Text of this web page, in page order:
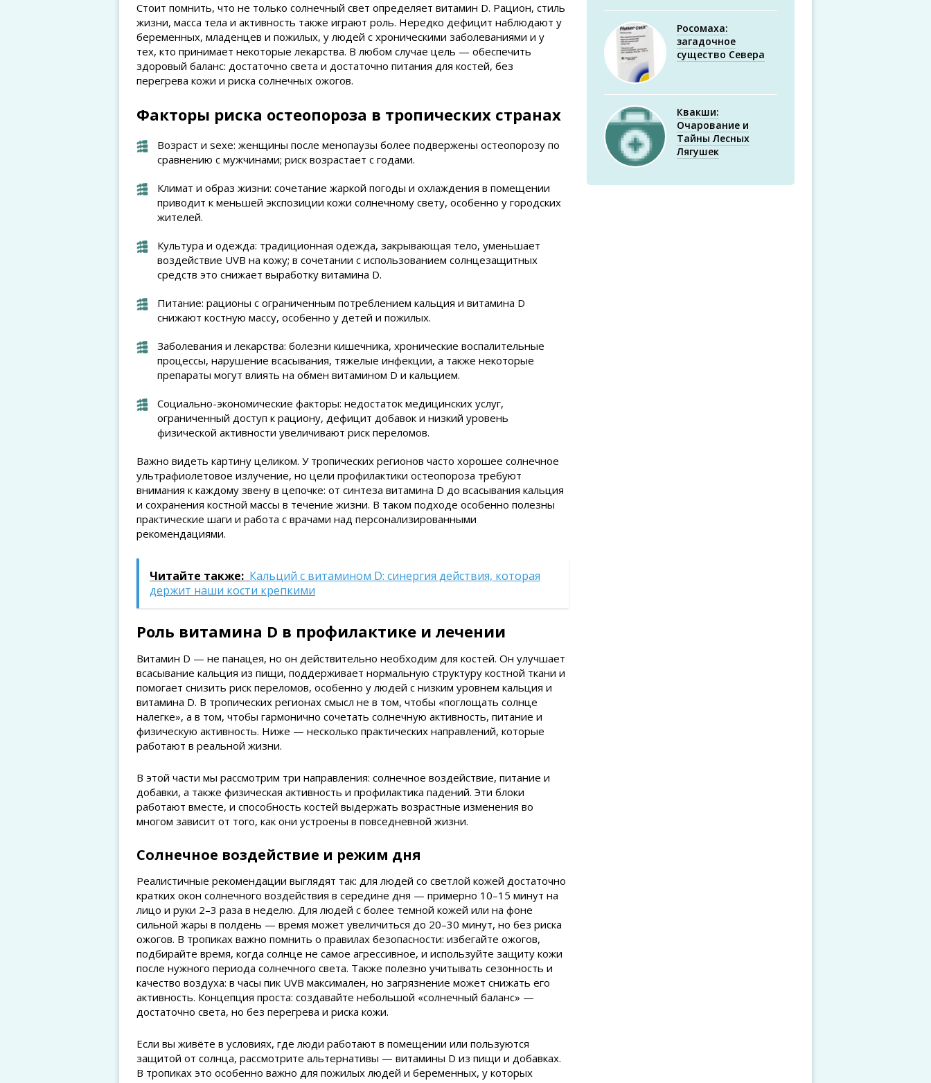
Стоит помнить, что не только солнечный свет определяет витамин D. Рацион, стиль
жизни, масса тела и активность также играют роль. Нередко дефицит наблюдают у
беременных, младенцев и пожилых, у людей с хроническими заболеваниями и у
тех, кто принимает некоторые лекарства. В любом случае цель — обеспечить
здоровый баланс: достаточно света и достаточно питания для костей, без
перегрева кожи и риска солнечных ожогов.
Факторы риска остеопороза в тропических странах
Возраст и sexe: женщины после менопаузы более подвержены остеопорозу по
сравнению с мужчинами; риск возрастает с годами.
Климат и образ жизни: сочетание жаркой погоды и охлаждения в помещении
приводит к меньшей экспозиции кожи солнечному свету, особенно у городских
жителей.
Культура и одежда: традиционная одежда, закрывающая тело, уменьшает
воздействие UVB на кожу; в сочетании с использованием солнцезащитных
средств это снижает выработку витамина D.
Питание: рационы с ограниченным потреблением кальция и витамина D
снижают костную массу, особенно у детей и пожилых.
Заболевания и лекарства: болезни кишечника, хронические воспалительные
процессы, нарушение всасывания, тяжелые инфекции, а также некоторые
препараты могут влиять на обмен витамином D и кальцием.
Социально-экономические факторы: недостаток медицинских услуг,
ограниченный доступ к рациону, дефицит добавок и низкий уровень
физической активности увеличивают риск переломов.
Важно видеть картину целиком. У тропических регионов часто хорошее солнечное
ультрафиолетовое излучение, но цели профилактики остеопороза требуют
внимания к каждому звену в цепочке: от синтеза витамина D до всасывания кальция
и сохранения костной массы в течение жизни. В таком подходе особенно полезны
практические шаги и работа с врачами над персонализированными
рекомендациями.
Читайте также: Кальций с витамином D: синергия действия, которая
держит наши кости крепкими
Роль витамина D в профилактике и лечении
Витамин D — не панацея, но он действительно необходим для костей. Он улучшает
всасывание кальция из пищи, поддерживает нормальную структуру костной ткани и
помогает снизить риск переломов, особенно у людей с низким уровнем кальция и
витамина D. В тропических регионах смысл не в том, чтобы «поглощать солнце
налегке», а в том, чтобы гармонично сочетать солнечную активность, питание и
физическую активность. Ниже — несколько практических направлений, которые
работают в реальной жизни.
В этой части мы рассмотрим три направления: солнечное воздействие, питание и
добавки, а также физическая активность и профилактика падений. Эти блоки
работают вместе, и способность костей выдержать возрастные изменения во
многом зависит от того, как они устроены в повседневной жизни.
Солнечное воздействие и режим дня
Реалистичные рекомендации выглядят так: для людей со светлой кожей достаточно
кратких окон солнечного воздействия в середине дня — примерно 10–15 минут на
лицо и руки 2–3 раза в неделю. Для людей с более темной кожей или на фоне
сильной жары в полдень — время может увеличиться до 20–30 минут, но без риска
ожогов. В тропиках важно помнить о правилах безопасности: избегайте ожогов,
подбирайте время, когда солнце не самое агрессивное, и используйте защиту кожи
после нужного периода солнечного света. Также полезно учитывать сезонность и
качество воздуха: в часы пик UVB максимален, но загрязнение может снижать его
активность. Концепция проста: создавайте небольшой «солнечный баланс» —
достаточно света, но без перегрева и риска кожи.
Если вы живёте в условиях, где люди работают в помещении или пользуются
защитой от солнца, рассмотрите альтернативы — витамины D из пищи и добавках.
В тропиках это особенно важно для пожилых людей и беременных, у которых
Росомаха:
загадочное
существо Севера
Квакши:
Очарование и
Тайны Лесных
Лягушек